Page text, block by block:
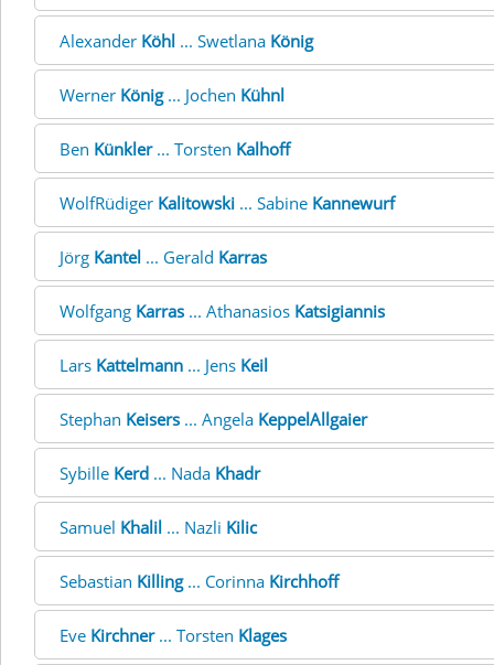
Alexander Köhl ... Swetlana König
Werner König... Jochen Kühnl
Ben Künkler... Torsten Kalhoff
WolfRüdiger Kalitowski ... Sabine Kannewurf
Jörg Kantel ... Gerald Karras
Wolfgang Karras ... Athanasios Katsigiannis
Lars Kattelmann ... Jens Keil
Stephan Keisers ... Angela KeppelAllgaier
Sybille Kerd ... Nada Khadr
Samuel Khalil ... Nazli Kilic
Sebastian Killing... Corinna Kirchhoff
Eve Kirchner... Torsten Klages